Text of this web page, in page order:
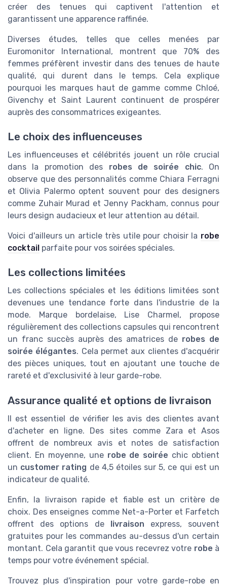
créer des tenues qui captivent l'attention et
garantissent une apparence raffinée.
Diverses études, telles que celles menées par
Euromonitor International, montrent que 70% des
femmes préfèrent investir dans des tenues de haute
qualité, qui durent dans le temps. Cela explique
pourquoi les marques haut de gamme comme Chloé,
Givenchy et Saint Laurent continuent de prospérer
auprès des consommatrices exigeantes.
Le choix des influenceuses
Les influenceuses et célébrités jouent un rôle crucial
dans la promotion des robes de soirée chic. On
observe que des personnalités comme Chiara Ferragni
et Olivia Palermo optent souvent pour des designers
comme Zuhair Murad et Jenny Packham, connus pour
leurs design audacieux et leur attention au détail.
Voici d'ailleurs un article très utile pour choisir la robe
cocktail parfaite pour vos soirées spéciales.
Les collections limitées
Les collections spéciales et les éditions limitées sont
devenues une tendance forte dans l'industrie de la
mode. Marque bordelaise, Lise Charmel, propose
régulièrement des collections capsules qui rencontrent
un franc succès auprès des amatrices de robes de
soirée élégantes. Cela permet aux clientes d'acquérir
des pièces uniques, tout en ajoutant une touche de
rareté et d'exclusivité à leur garde-robe.
Assurance qualité et options de livraison
Il est essentiel de vérifier les avis des clientes avant
d'acheter en ligne. Des sites comme Zara et Asos
offrent de nombreux avis et notes de satisfaction
client. En moyenne, une robe de soirée chic obtient
un customer rating de 4,5 étoiles sur 5, ce qui est un
indicateur de qualité.
Enfin, la livraison rapide et fiable est un critère de
choix. Des enseignes comme Net-a-Porter et Farfetch
offrent des options de livraison express, souvent
gratuites pour les commandes au-dessus d'un certain
montant. Cela garantit que vous recevrez votre robe à
temps pour votre événement spécial.
Trouvez plus d'inspiration pour votre garde-robe en